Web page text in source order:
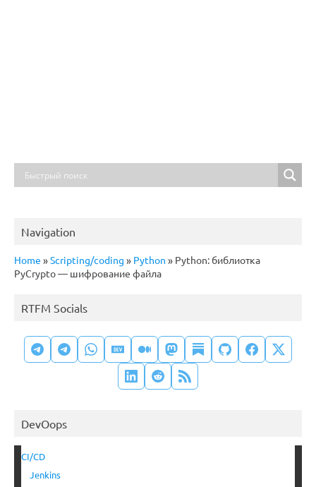
Navigation
Home »Scripting/coding » Python » Python: библиотка
PyCrypto — шифрование файла
RTFM Socials
DevOops
CI/CD
Jenkins